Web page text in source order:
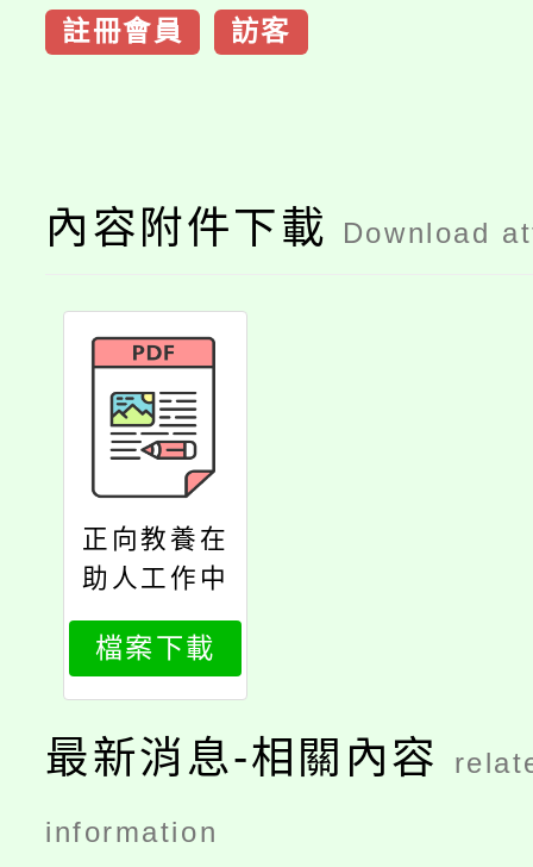
註冊會員 訪客
內容附件下載 Download
正向教養在
助人工作中
的應用
檔案下載
最新消息-相關內容
information